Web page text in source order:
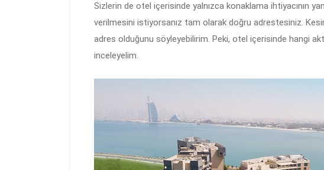
Sizlerin de otel içerisinde yalnızca konaklama ihtiyacının
verilmesini istiyorsanız tam olarak doğru adrestesiniz.
adres olduğunu söyleyebilirim. Peki, otel içerisinde hangi
inceleyelim.